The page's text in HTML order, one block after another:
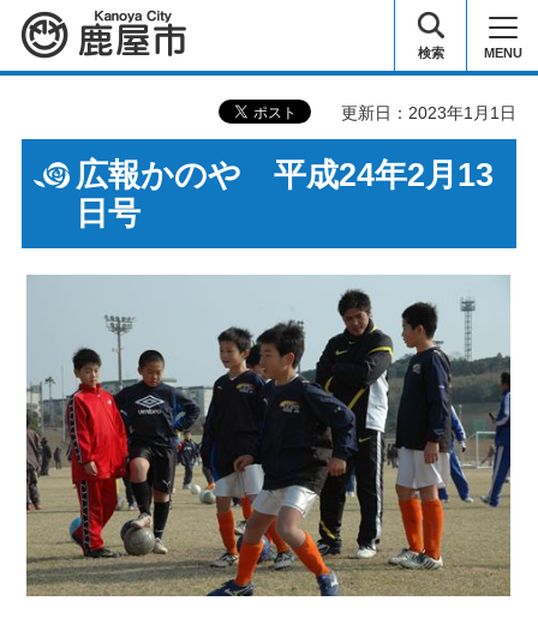
鹿屋市 検索 MENU
更新日：2023年1月1日
広報かのや 平成24年2月13
日号